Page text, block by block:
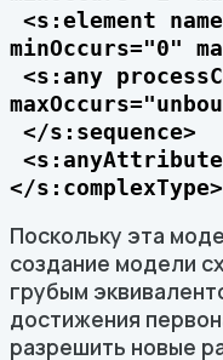
<s:element
minOccurs="0"
<s:any
</s:sequence>
</s:complexType>
Поскольку эта
создание модели
грубым
достижения
разрешить новые